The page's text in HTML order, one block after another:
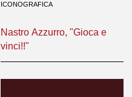
ICONOGRAFICA
Nastro Azzurro, "Gioca e
vinci!!"